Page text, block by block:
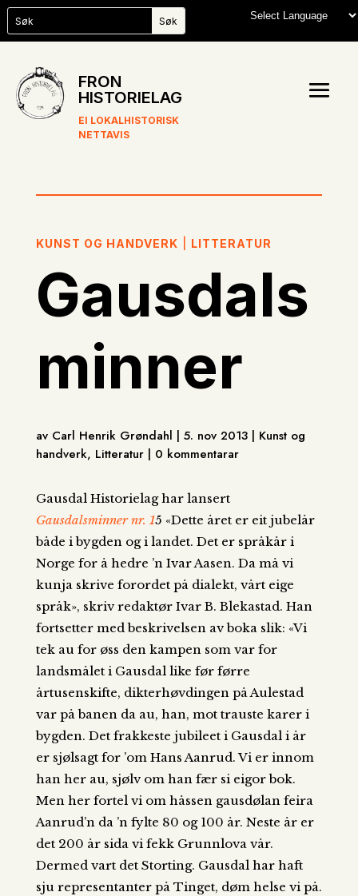
FRON
HISTORIELAG
EI LOKALHISTORISK
NETTAVIS
KUNST OG HANDVERK LITTERATUR
Gausdals
minner
av Carl Henrik Grøndahl | 5. nov 2013 | Kunst og
handverk, Litteratur | 0 kommentarar
Gausdal Historielag har lansert
Gausdalsminner nr. 15 «Dette året er eit jubelår
både i bygden og i landet. Det er språkår i
Norge for å hedre ’n Ivar Aasen. Da må vi
kunja skrive forordet på dialekt, vårt eige
språk», skriv redaktør Ivar B. Blekastad. Han
fortsetter med beskrivelsen av boka slik: «Vi
tek au for øss den kampen som var for
landsmålet i Gausdal like før førre
årtusenskifte, dikterhøvdingen på Aulestad
var på banen da au, han, mot trauste karer i
bygden. Det frakkeste jubileet i Gausdal i år
er sjølsagt for ’om Hans Aanrud. Vi er innom
han her au, sjølv om han fær si eigor bok.
Men her fortel vi om håssen gausdølan feira
Aanrud’n da ’n fylte 80 og 100 år. Neste år er
det 200 år sida vi fekk Grunnlova vår.
Dermed vart det Storting. Gausdal har haft
sju representanter på Tinget, døm helse vi på.